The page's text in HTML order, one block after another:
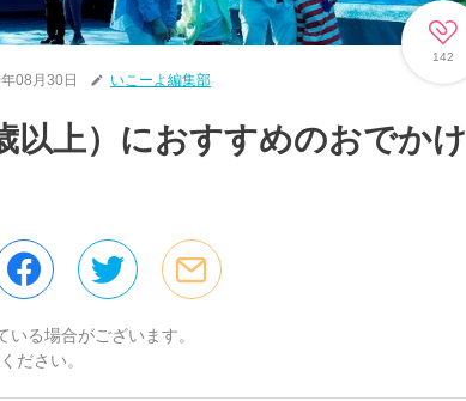
142
08月30日 いこーよ編集部
以上）におすすめのおでかけ
る場合がございます。
ださい。